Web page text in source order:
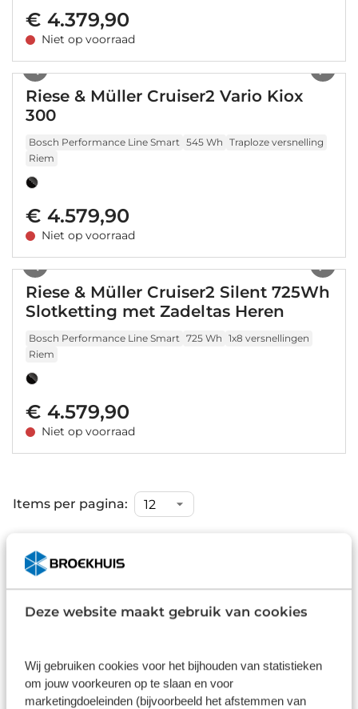
Deze website maakt gebruik van cookies
Wij gebruiken cookies voor het bijhouden van statistieken
om jouw voorkeuren op te slaan en voor
marketingdoeleinden (bijvoorbeeld het afstemmen van
€ 4.379,90
Niet op voorraad
Riese & Müller Cruiser2 Vario Kiox
300
Bosch Performance Line Smart 545 Wh Traploze versnelling
Riem
€ 4.579,90
Niet op voorraad
Riese & Müller Cruiser2 Silent 725Wh
Slotketting met Zadeltas Heren
Bosch Performance Line Smart 725 Wh 1x8 versnellingen
Riem
€ 4.579,90
Niet op voorraad
Items per pagina:
Retro lederlook met hedendaagse
technieken
bruinlederen accenten. Bruine banden, handvatten
en zadel. En niet te missen; de standaard frametas
waarin de accu is verwerkt. Er is ruimte voor de